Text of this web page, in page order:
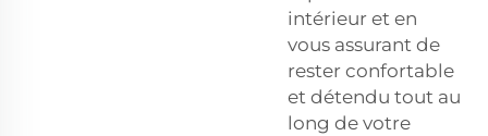
intérieur et en
vous assurant de
rester confortable
et détendu tout au
long de votre